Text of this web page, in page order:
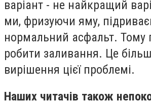
варіант - не найкращий
ми, фризуючи яму,
нормальний асфальт. Тому
робити заливання. Це
вирішення цієї проблемі.
Наших читачів також